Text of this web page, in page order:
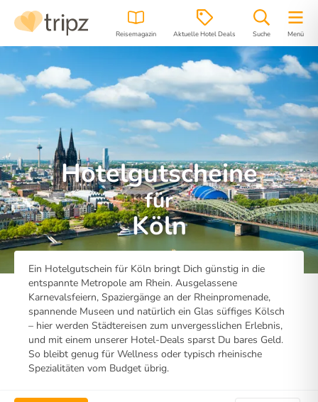
Reisemagazin Aktuelle Hotel Deals Suche Menü
Hotelgutscheine
für
Köln
Ein Hotelgutschein für Köln bringt Dich günstig in die
entspannte Metropole am Rhein. Ausgelassene
Karnevalsfeiern, Spaziergänge an der Rheinpromenade,
spannende Museen und natürlich ein Glas süffiges Kölsch
– hier werden Städtereisen zum unvergesslichen Erlebnis,
und mit einem unserer Hotel-Deals sparst Du bares Geld.
So bleibt genug für Wellness oder typisch rheinische
Spezialitäten vom Budget übrig.